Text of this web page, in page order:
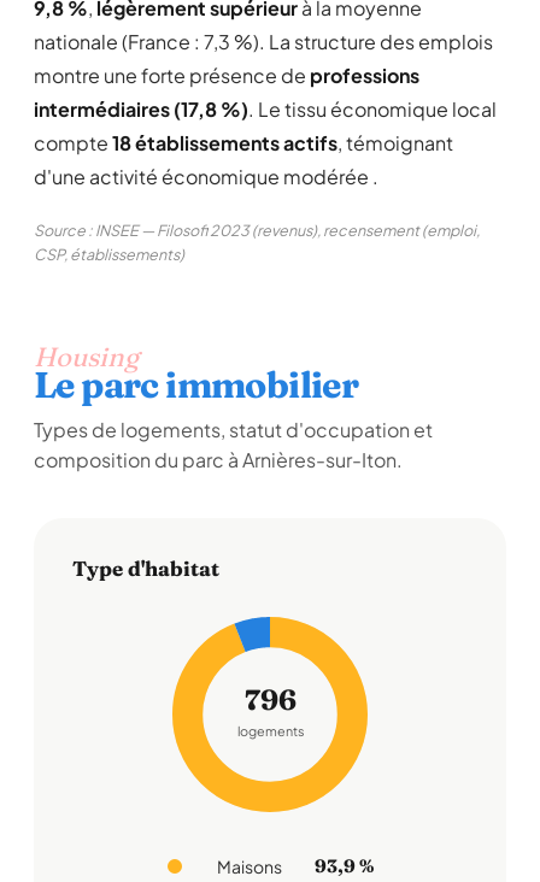
9,8 %, légèrement supérieurà la moyenne
nationale (France : 7,3 %). La structure des emplois
montre une forte présence de professions
intermédiaires (17,8 %). Le tissu économique local
compte18 établissements actifs, témoignant
d'une activité économique modérée .
Source : INSEE — Filosofi 2023 (revenus), recensement (emploi,
CSP, établissements)
Housing
Le parc immobilier
Types de logements, statut d'occupation et
composition du parc à Arnières-sur-Iton.
Type d'habitat
796
logements
Maisons 93,9 %